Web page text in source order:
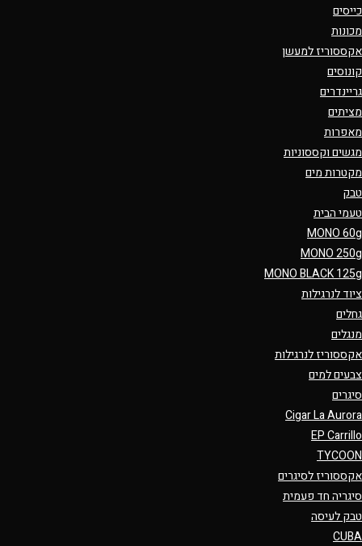
כייסים
מכונות
אקססוריז למעשן
קונוסים
גריינדרים
מציתים
מאפרות
מגשים וקססוניות
מקטרות מים
טבק
טעמי הבית
MONO 60g
MONO 250g
MONO BLACK 125g
ציוד לנרגילות
גחלים
מנגלים
אקססוריז לנרגילות
צבעים למים
סיגרים
Cigar La Aurora
EP Carrillo
TYCOON
אקססוריז לסיגרים
סיגריה חד פעמית
טבק לעיסה
CUBA